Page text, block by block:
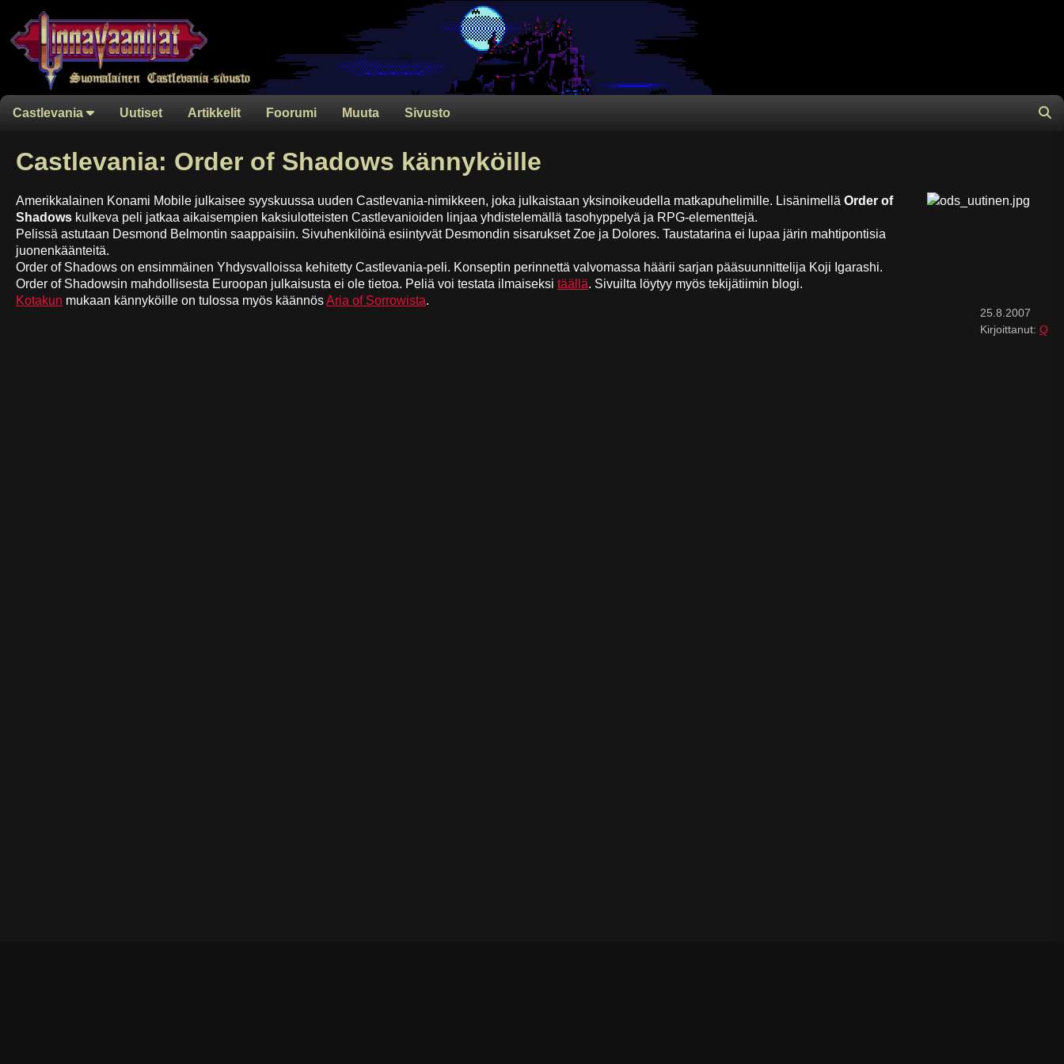
Castlevania Uutiset Artikkelit Foorumi Muuta Sivusto
Castlevania: Order of Shadows kännyköille
Amerikkalainen Konami Mobile julkaisee syyskuussa uuden Castlevania-nimikkeen, joka julkaistaan yksinoikeudella matkapuhelimille. Lisänimellä Order of
Shadows kulkeva peli jatkaa aikaisempien kaksiulotteisten Castlevanioiden linjaa yhdistelemällä tasohyppelyä ja RPG-elementtejä.
Pelissä astutaan Desmond Belmontin saappaisiin. Sivuhenkilöinä esiintyvät Desmondin sisarukset Zoe ja Dolores. Taustatarina ei lupaa järin mahtipontisia
juonenkäänteitä.
Order of Shadows on ensimmäinen Yhdysvalloissa kehitetty Castlevania-peli. Konseptin perinnettä valvomassa häärii sarjan pääsuunnittelija Koji Igarashi.
Order of Shadowsin mahdollisesta Euroopan julkaisusta ei ole tietoa. Peliä voi testata ilmaiseksi täällä. Sivuilta löytyy myös tekijätiimin blogi.
Kotakun mukaan kännyköille on tulossa myös käännösAria of Sorrowista.
25.8.2007
Kirjoittanut: Q